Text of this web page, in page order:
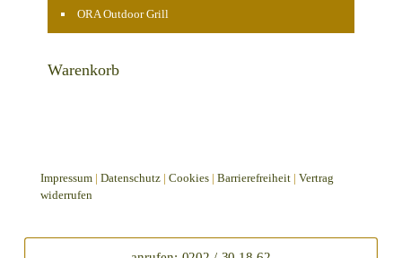
ORA Outdoor Grill
Warenkorb
Impressum | Datenschutz | Cookies | Barrierefreiheit | Vertrag
widerrufen